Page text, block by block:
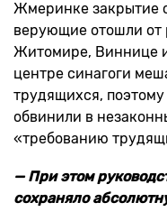
Жмеринке закрытие
верующие отошли от
Житомире, Виннице
центре синагоги
трудящихся,
обвинили в
«требованию
— При этом
сохраняло